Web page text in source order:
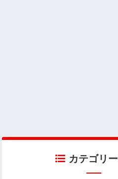
カテゴリー